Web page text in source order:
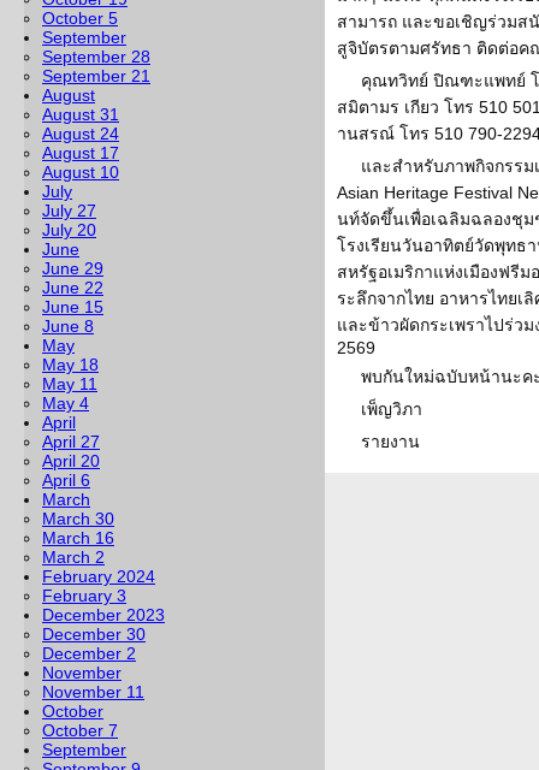
October 5
September
September 28
September 21
August
August 31
August 24
August 17
August 10
July
July 27
July 20
June
June 29
June 22
June 15
June 8
May
May 18
May 11
May 4
April
April 27
April 20
April 6
March
March 30
March 16
March 2
February 2024
February 3
December 2023
December 30
December 2
November
November 11
October
October 7
September
สามารถ และขอเชิญร่วมส
สูจิบัตรตามศรัทธา ติดต่อค
คุณทวิทย์ ปิณฑะแพทย์ โ
สมิตามร เกียว โทร 510
านสรณ์ โทร 510 790-
และสำหรับภาพกิจกรร
Asian Heritage Festival
นท์จัดขึ้นเพื่อเฉลิมฉลองชุ
โรงเรียนวันอาทิตย์วัดพุท
สหรัฐอเมริกาแห่งเมืองฟรี
ระลึกจากไทย อาหารไทยเ
และข้าวผัดกระเพราไปร่ว
2569
พบกันใหม่ฉบับหน้านะค
เพ็ญวิภา
รายงาน